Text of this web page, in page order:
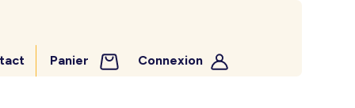
Panier Connexion